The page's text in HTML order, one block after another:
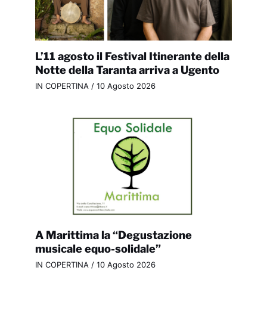
L’11 agosto il Festival Itinerante della
Notte della Taranta arriva a Ugento
IN COPERTINA / 10 Agosto 2026
A Marittima la “Degustazione
musicale equo-solidale”
IN COPERTINA / 10 Agosto 2026